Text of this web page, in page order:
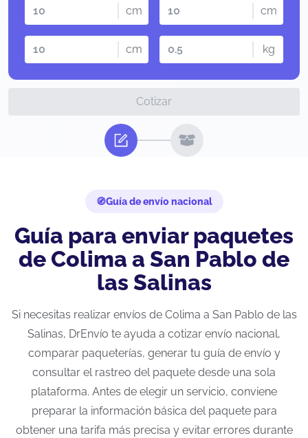
cm cm
cm kg
Cotizar
Guía de envío nacional
Guía para enviar paquetes
de Colima a San Pablo de
las Salinas
Si necesitas realizar envíos de Colima a San Pablo de las
Salinas, DrEnvío te ayuda a cotizar envío nacional,
comparar paqueterías, generar tu guía de envío y
consultar el rastreo del paquete desde una sola
plataforma. Antes de elegir un servicio, conviene
preparar la información básica del paquete para
obtener una tarifa más precisa y evitar errores durante